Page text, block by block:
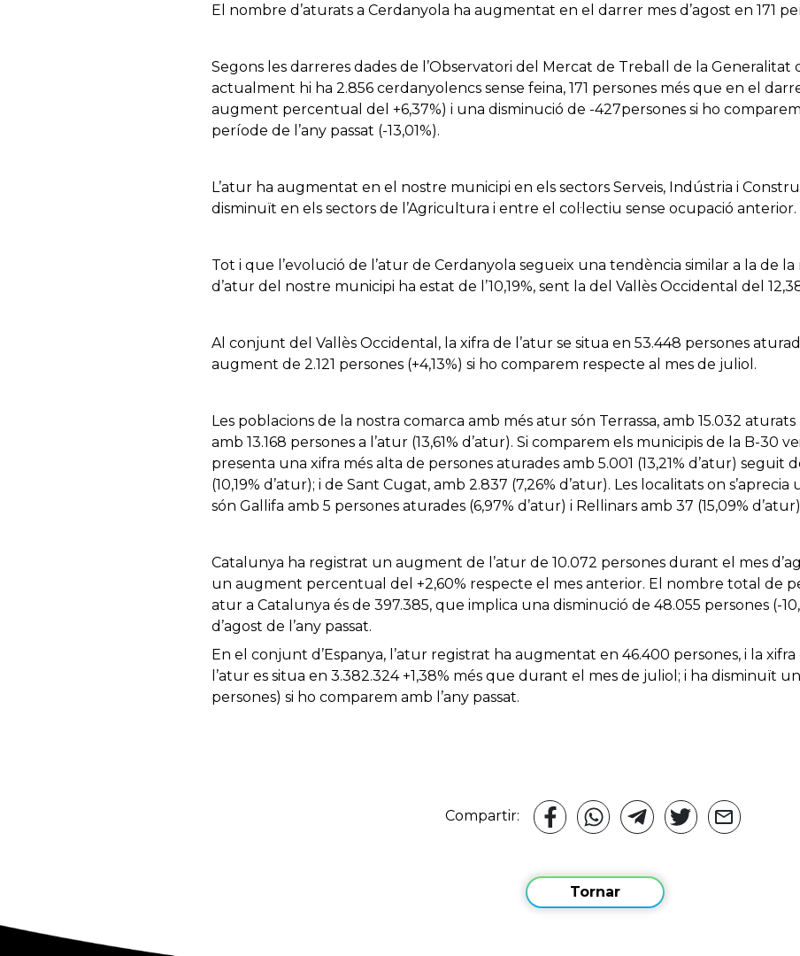
El nombre d’aturats a Cerdanyola ha augmentat en el darrer mes d’agost en 171
Segons les darreres dades de l’Observatori del Mercat de Treball de la Generalitat
actualment hi ha 2.856 cerdanyolencs sense feina, 171 persones més que en el
augment percentual del +6,37%) i una disminució de -427persones si ho
període de l’any passat (-13,01%).
L’atur ha augmentat en el nostre municipi en els sectors Serveis, Indústria i
disminuït en els sectors de l’Agricultura i entre el col·lectiu sense ocupació anterior.
Tot i que l’evolució de l’atur de Cerdanyola segueix una tendència similar a la de la
d’atur del nostre municipi ha estat de l’10,19%, sent la del Vallès Occidental del
Al conjunt del Vallès Occidental, la xifra de l’atur se situa en 53.448 persones
augment de 2.121 persones (+4,13%) si ho comparem respecte al mes de juliol.
Les poblacions de la nostra comarca amb més atur són Terrassa, amb 15.032 aturats
amb 13.168 persones a l’atur (13,61% d’atur). Si comparem els municipis de la B-30
presenta una xifra més alta de persones aturades amb 5.001 (13,21% d’atur) seguit
(10,19% d’atur); i de Sant Cugat, amb 2.837 (7,26% d’atur). Les localitats on
són Gallifa amb 5 persones aturades (6,97% d’atur) i Rellinars amb 37 (15,09%
Catalunya ha registrat un augment de l’atur de 10.072 persones durant el mes
un augment percentual del +2,60% respecte el mes anterior. El nombre total de
atur a Catalunya és de 397.385, que implica una disminució de 48.055 persones (-
d’agost de l’any passat.
En el conjunt d’Espanya, l’atur registrat ha augmentat en 46.400 persones, i la
l’atur es situa en 3.382.324 +1,38% més que durant el mes de juliol; i ha disminuït un
persones) si ho comparem amb l’any passat.
Compartir:
Tornar